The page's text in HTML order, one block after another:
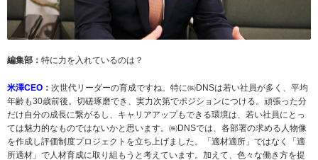
編集部： 特に力を入れているのは？
米澤CEO ： 次世代リーダーの育成ですね。特に㈱DNSは若い社員が多く、平均
年齢も30歳前後。切磋琢磨でき、実力次第でポジションにつける。頑張った分
だけ自分の成長に繋がるし、キャリアアップもできる環境は、若い社員にとっ
ては魅力的なものではないかと思います。㈱DNSでは、各部署の求める人物像
を作成し評価制度プロジェクトを立ち上げました。「適材適所」ではなく「適
所適材」で人材育成に取り組もうと考えています。加えて、色々な働き方を提